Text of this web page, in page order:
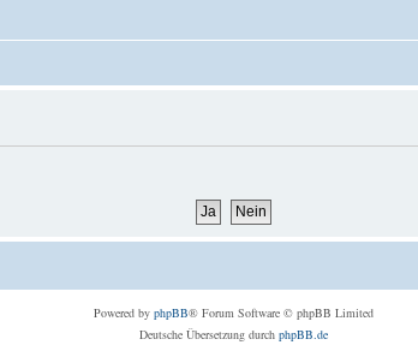
Powered by phpBB® Forum Software © phpBB Limited
Deutsche Übersetzung durch phpBB.de